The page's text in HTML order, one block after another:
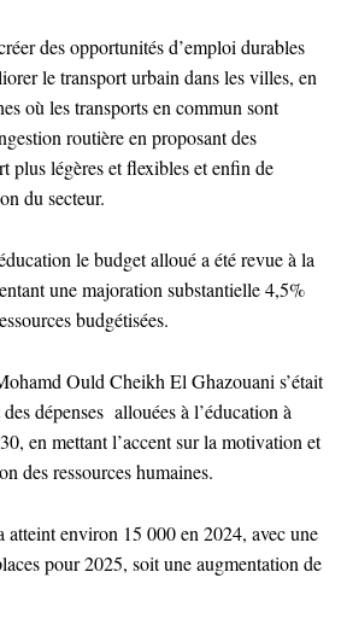
des opportunités d’emploi durables
le transport urbain dans les villes, en
où les transports en commun sont
routière en proposant des
plus légères et flexibles et enfin de
du secteur.
le budget alloué a été revue à la
une majoration substantielle 4,5%
budgétisées.
Ould Cheikh El Ghazouani s’était
dépenses allouées à l’éducation à
en mettant l’accent sur la motivation et
des ressources humaines.
atteint environ 15 000 en 2024, avec une
pour 2025, soit une augmentation de